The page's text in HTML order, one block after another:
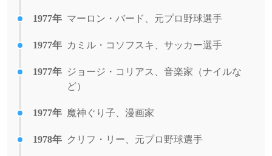
1977年 マーロン・バード、元プロ野球選手
1977年 カミル・コソフスキ、サッカー選手
1977年 ジョージ・コリアス、音楽家（ナイルな
ど）
1977年 魔神ぐり子、漫画家
1978年 クリフ・リー、元プロ野球選手